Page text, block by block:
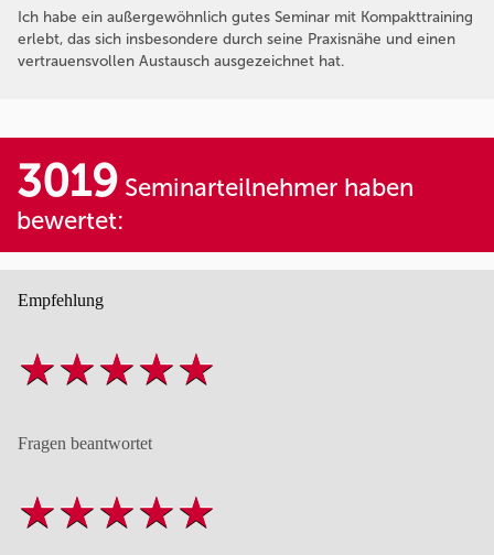
Ich habe ein außergewöhnlich gutes Seminar mit Kompakttraining
erlebt, das sich insbesondere durch seine Praxisnähe und einen
vertrauensvollen Austausch ausgezeichnet hat.
3019 Seminarteilnehmer haben
bewertet:
Empfehlung
Fragen beantwortet